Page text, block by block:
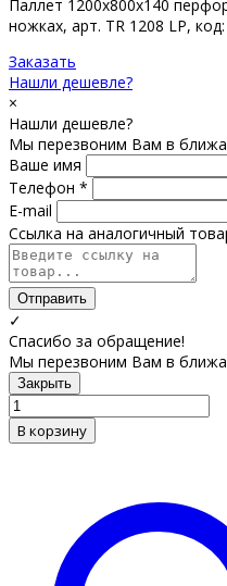
Паллет 1200х800х140
ножках, арт. TR 1208 LP,
Заказать
Нашли дешевле?
×
Нашли дешевле?
Мы перезвоним Вам в
Ваше имя
Телефон *
E-mail
Ссылка на аналогичный
Отправить
✓
Спасибо за обращение!
Мы перезвоним Вам в
Закрыть
В корзину